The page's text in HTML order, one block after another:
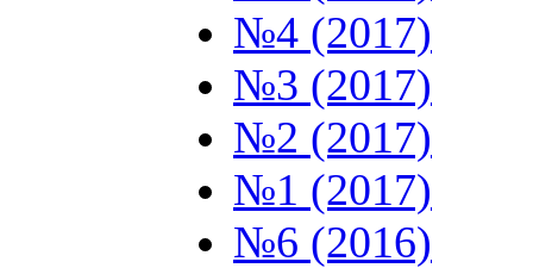
№4 (2017)
№3 (2017)
№2 (2017)
№1 (2017)
№6 (2016)